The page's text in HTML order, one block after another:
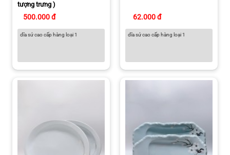
tượng trưng )
500.000 đ
dĩa sứ cao cấp hàng loại 1
62.000 đ
dĩa sứ cao cấp hàng loại 1